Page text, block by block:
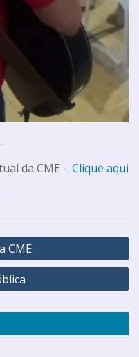
.
da CME – Clique aqui
CME